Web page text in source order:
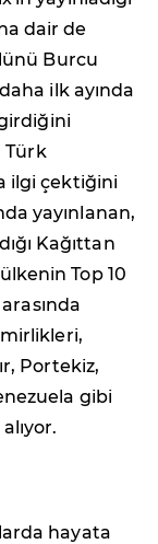
dair de
Burcu
ilk ayında
Türk
ilgi çektiğini
yayınlanan,
Kağıttan
Top 10
Portekiz,
gibi
hayata